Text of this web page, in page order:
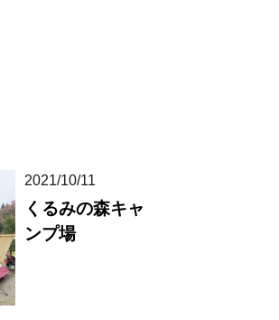
2021/10/11
くるみの森キャ
ンプ場